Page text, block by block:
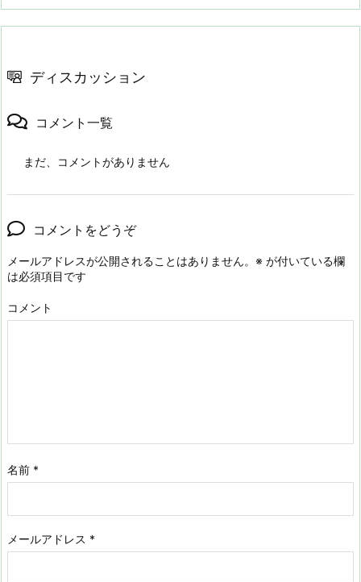
ディスカッション
コメント一覧
まだ、コメントがありません
コメントをどうぞ
メールアドレスが公開されることはありません。 ※ が付いている欄
は必須項目です
コメント
名前 *
メールアドレス *